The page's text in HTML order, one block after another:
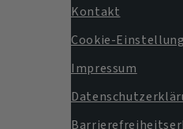
Kontakt
Cookie-
Impressum